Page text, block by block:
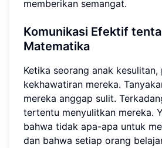
memberikan semangat.
Komunikasi Efektif
Matematika
Ketika seorang anak kesulitan,
kekhawatiran mereka.
mereka anggap sulit.
tertentu menyulitkan mereka.
bahwa tidak apa-apa untuk
dan bahwa setiap orang